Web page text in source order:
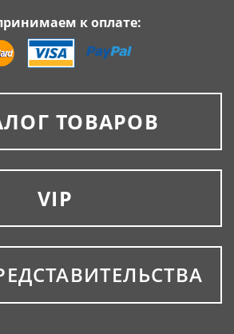
к оплате:
ТОВАРОВ
VIP